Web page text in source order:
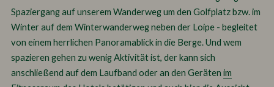
Spaziergang auf unserem Wanderweg um den Golfplatz bzw. im
Winter auf dem Winterwanderweg neben der Loipe - begleitet
von einem herrlichen Panoramablick in die Berge. Und wem
spazieren gehen zu wenig Aktivität ist, der kann sich
anschließend auf dem Laufband oder an den Gerätenim